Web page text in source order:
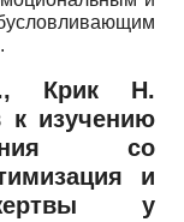
Крик Н.
к изучению
со
и
жертвы у